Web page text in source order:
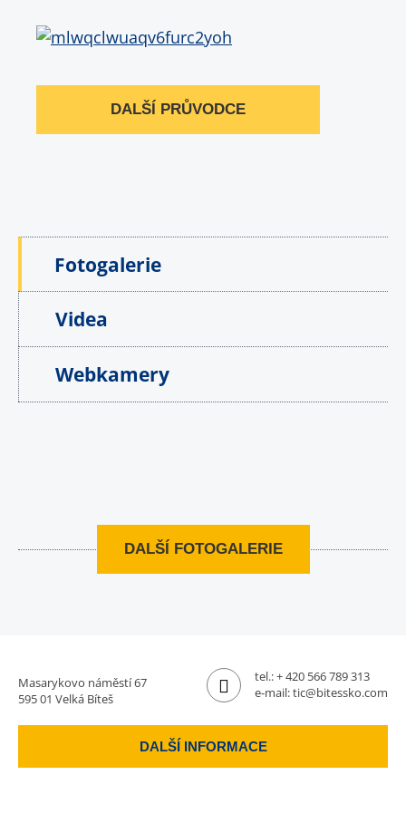
DALŠÍ PRŮVODCE
Fotogalerie
Videa
Webkamery
DALŠÍ FOTOGALERIE
Masarykovo náměstí 67
595 01 Velká Bíteš
tel.:+ 420 566 789 313
e-mail:tic@bitessko.com
DALŠÍ INFORMACE